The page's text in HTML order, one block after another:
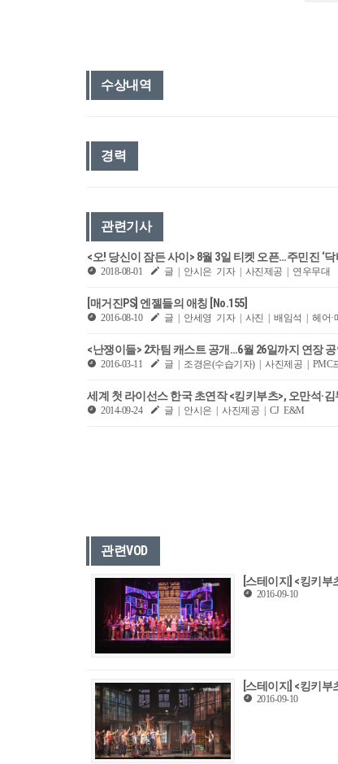
수상내역
경력
관련기사
<오! 당신이 잠든 사이> 8월 3일 티켓 오픈…주민진 ‘
2018-08-01 글 | 안시은 기자 | 사진제공 | 연우무대
[매거진PS] 엔젤들의 애칭 [No.155]
2016-08-10 글 | 안세영 기자 | 사진 | 배임석 | 헤어·
<난쟁이들> 2차팀 캐스트 공개…6월 26일까지 연장
2016-03-11 글 | 조경은(수습기자) | 사진제공 | PMC
세계 첫 라이선스 한국 초연작 <킹키부츠>, 오만석·
2014-09-24 글 | 안시은 | 사진제공 | CJ E&M
관련VOD
[스테이지] <킹키부
2016-09-10
[스테이지] <킹키부
2016-09-10